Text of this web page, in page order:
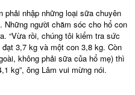
phải nhập những loại sữa chuyên
Những người chăm sóc cho hổ con
“Vừa rồi, chúng tôi kiểm tra sức
3,7 kg và một con 3,8 kg. Còn
không phải sữa của hổ mẹ) thì
kg”, ông Lâm vui mừng nói.